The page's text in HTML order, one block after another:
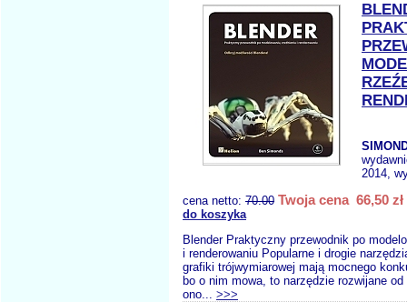
2014,
cena netto: 70.00 Twoja cena 66,50 zł
do koszyka
Blender Praktyczny przewodnik po
i renderowaniu Popularne i drogie
grafiki trójwymiarowej mają mocnego
bo o nim mowa, to narzędzie rozwijane
ono... >>>